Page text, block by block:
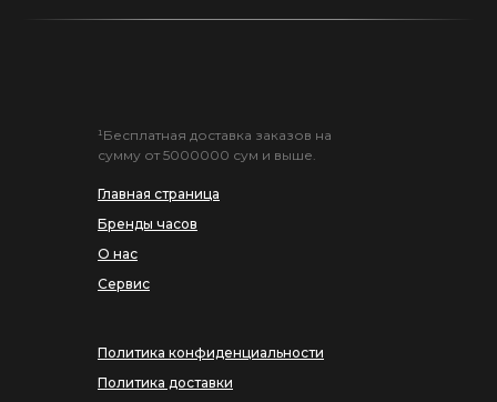
Главная страница
Бренды часов
О нас
Сервис
¹Бесплатная доставка заказов на
сумму от 5000000 сум и выше.
Политика конфиденциальности
Политика доставки